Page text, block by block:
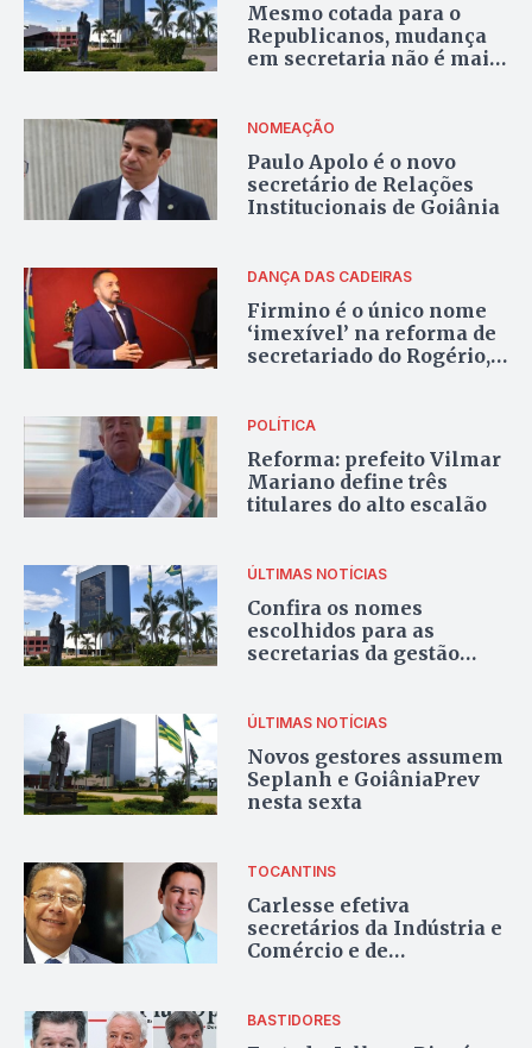
Mesmo cotada para o
Republicanos, mudança
em secretaria não é mais
NOMEAÇÃO
Paulo Apolo é o novo
secretário de Relações
Institucionais de Goiânia
DANÇA DAS CADEIRAS
Firmino é o único nome
‘imexível’ na reforma de
secretariado do Rogério,
POLÍTICA
Reforma: prefeito Vilmar
Mariano define três
titulares do alto escalão
ÚLTIMAS NOTÍCIAS
Confira os nomes
escolhidos para as
secretarias da gestão
ÚLTIMAS NOTÍCIAS
Novos gestores assumem
Seplanh e GoiâniaPrev
nesta sexta
TOCANTINS
Carlesse efetiva
secretários da Indústria e
Comércio e de
BASTIDORES